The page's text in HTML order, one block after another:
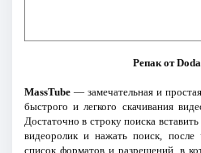
Репак от
MassTube— замечательная и
быстрого и легкого скачивания
Достаточно в строку поиска
видеоролик и нажать поиск, после
список форматов и разрешений, в